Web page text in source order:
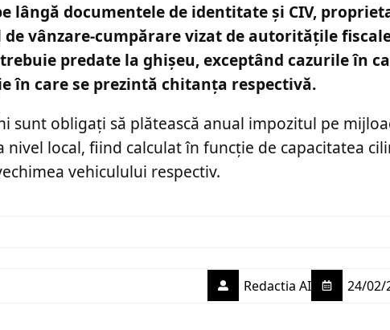
lângă documentele de identitate și CIV,
vânzare-cumpărare vizat de autoritățile fiscale
predate la ghișeu, exceptând cazurile în
în care se prezintă chitanța respectivă.
sunt obligați să plătească anual impozitul pe
local, fiind calculat în funcție de capacitatea
vehiculului respectiv.
Redactia AI 24/02/